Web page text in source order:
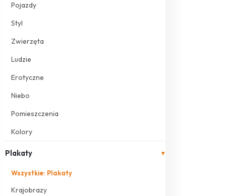
Pojazdy
Styl
Zwierzęta
Ludzie
Erotyczne
Niebo
Pomieszczenia
Kolory
Plakaty ▾
Wszystkie: Plakaty
Krajobrazy